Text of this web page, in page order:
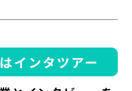
インタツアー